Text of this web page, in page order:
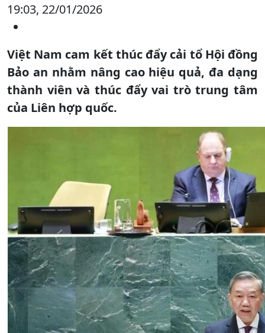
19:03, 22/01/2026
Việt Nam cam kết thúc đẩy cải tổ Hội đồng
Bảo an nhằm nâng cao hiệu quả, đa dạng
thành viên và thúc đẩy vai trò trung tâm
của Liên hợp quốc.